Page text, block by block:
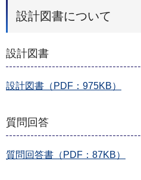
設計図書について
設計図書
設計図書（PDF：975KB）
質問回答
質問回答書（PDF：87KB）